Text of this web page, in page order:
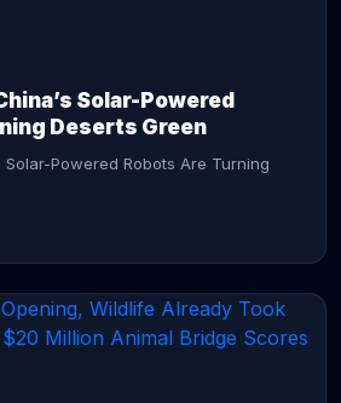
Solar-Powered
Deserts Green
Solar-Powered Robots Are Turning